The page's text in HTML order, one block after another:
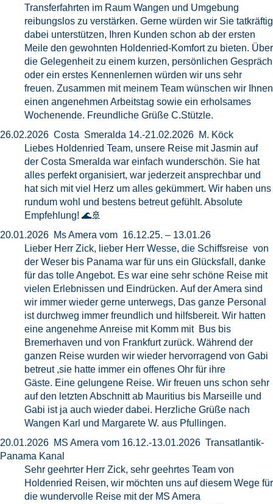
Transferfahrten im Raum Wangen und Umgebung
reibungslos zu verstärken. Gerne würden wir Sie tatkräftig
dabei unterstützen, Ihren Kunden schon ab der ersten
Meile den gewohnten Holdenried-Komfort zu bieten. Über
die Gelegenheit zu einem kurzen, persönlichen Gespräch
oder ein erstes Kennenlernen würden wir uns sehr
freuen. Zusammen mit meinem Team wünschen wir Ihnen
einen angenehmen Arbeitstag sowie ein erholsames
Wochenende. Freundliche Grüße C.Stützle.
26.02.2026 Costa Smeralda 14.-21.02.2026 M. Köck
Liebes Holdenried Team, unsere Reise mit Jasmin auf
der Costa Smeralda war einfach wunderschön. Sie hat
alles perfekt organisiert, war jederzeit ansprechbar und
hat sich mit viel Herz um alles gekümmert. Wir haben uns
rundum wohl und bestens betreut gefühlt. Absolute
Empfehlung! 🌊🚢
20.01.2026 Ms Amera vom 16.12.25. – 13.01.26
Lieber Herr Zick, lieber Herr Wesse, die Schiffsreise von
der Weser bis Panama war für uns ein Glücksfall, danke
für das tolle Angebot. Es war eine sehr schöne Reise mit
vielen Erlebnissen und Eindrücken. Auf der Amera sind
wir immer wieder gerne unterwegs, Das ganze Personal
ist durchweg immer freundlich und hilfsbereit. Wir hatten
eine angenehme Anreise mit Komm mit Bus bis
Bremerhaven und von Frankfurt zurück. Während der
ganzen Reise wurden wir wieder hervorragend von Gabi
betreut ,sie hatte immer ein offenes Ohr für ihre
Gäste. Eine gelungene Reise. Wir freuen uns schon sehr
auf den letzten Abschnitt ab Mauritius bis Marseille und
Gabi ist ja auch wieder dabei. Herzliche Grüße nach
Wangen Karl und Margarete W. aus Pfullingen.
20.01.2026 MS Amera vom 16.12.-13.01.2026 Transatlantik-
Panama Kanal
Sehr geehrter Herr Zick, sehr geehrtes Team von
Holdenried Reisen, wir möchten uns auf diesem Wege für
die wundervolle Reise mit der MS Amera